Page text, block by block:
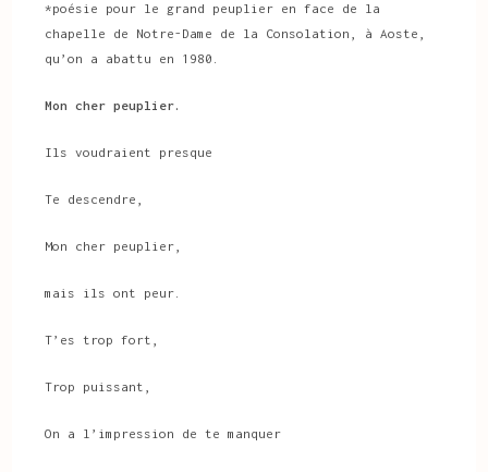
*poésie pour le grand peuplier en face de la
chapelle de Notre-Dame de la Consolation, à Aoste,
qu’on a abattu en 1980.
Mon cher peuplier.
Ils voudraient presque
Te descendre,
Mon cher peuplier,
mais ils ont peur.
T’es trop fort,
Trop puissant,
On a l’impression de te manquer